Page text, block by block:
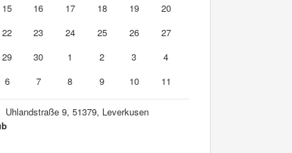
15 16 17 18 19
20
22 23 24 25 26
27
29 30 1 2 3
4
6 7 8 9 10 11
Uhlandstraße 9, 51379, Leverkusen